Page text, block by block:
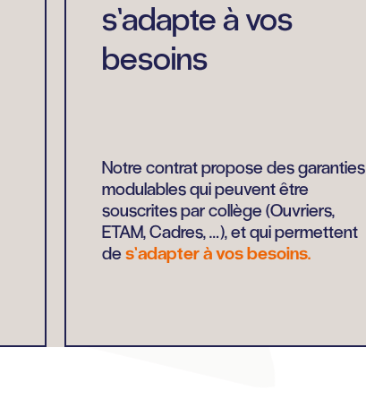
s’adapte à vos
besoins
Notre contrat propose des garanties
modulables qui peuvent être
souscrites par collège (Ouvriers,
ETAM, Cadres, …), et qui permettent
des’adapter à vos besoins.